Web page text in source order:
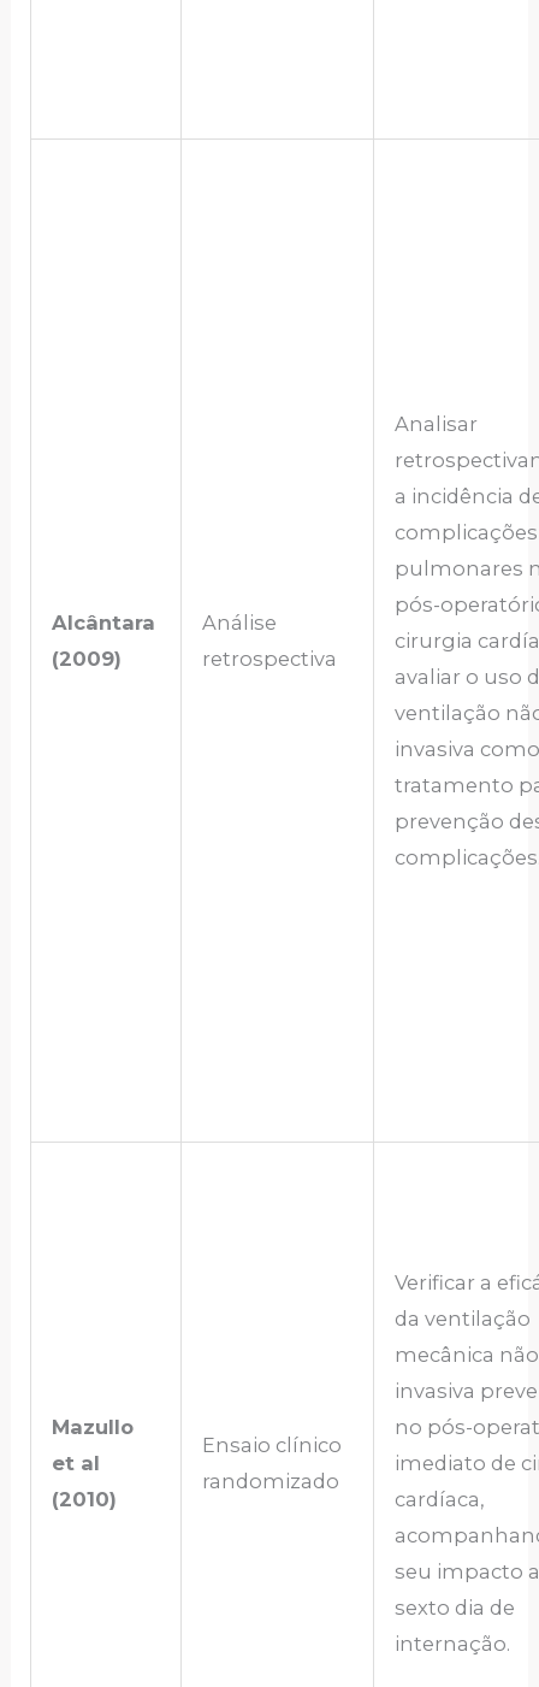
Alcântara
(2009)
Análise
retrospectiva
Analisar
a incidência
complicações
pulmonares
pós-
cirurgia
avaliar o uso
ventilação
invasiva como
tratamento
prevenção
Mazullo
et al
(2010)
Ensaio clínico
randomizado
Verificar a
da ventilação
mecânica não
invasiva
no pós-
imediato de
cardíaca,
seu impacto
sexto dia de
internação.